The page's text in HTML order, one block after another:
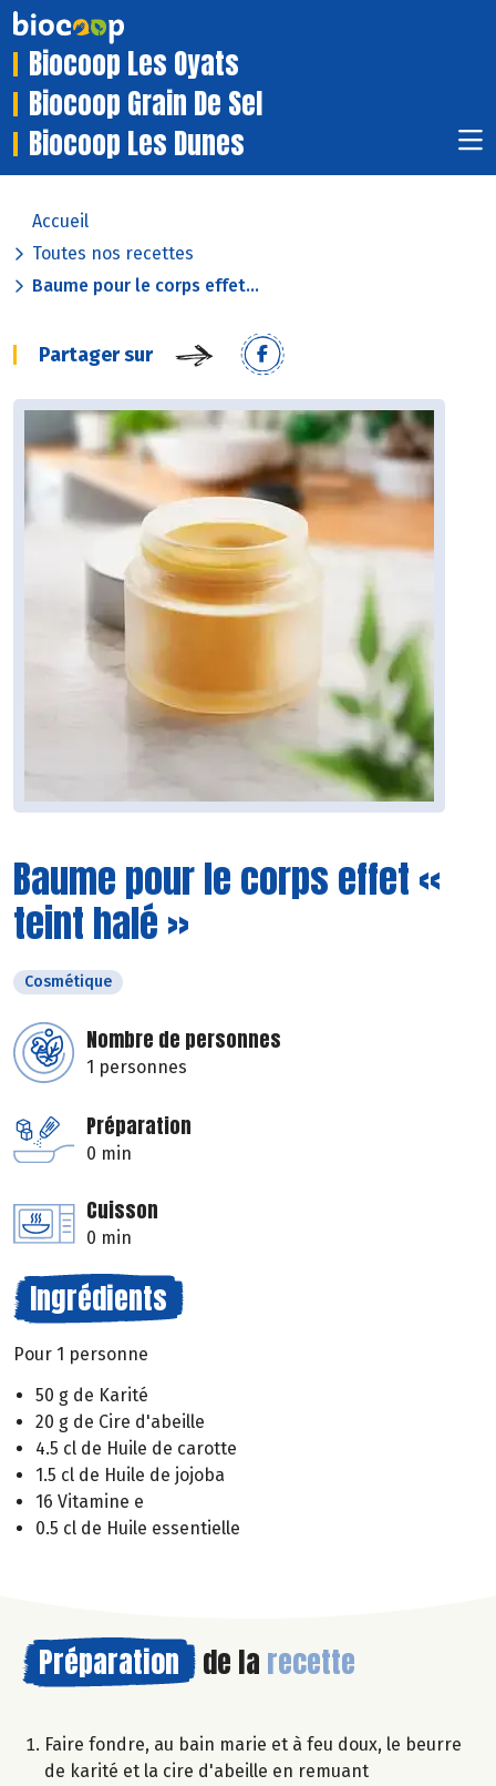
Biocoop Les Oyats
Biocoop Grain De Sel
Biocoop Les Dunes
Accueil
Toutes nos recettes
Baume pour le corps effet...
Partager sur
Baume pour le corps effet «
teint halé »
Cosmétique
Nombre de personnes
1 personnes
Préparation
0 min
Cuisson
0 min
Ingrédients
Pour 1 personne
50 g de Karité
20 g de Cire d'abeille
4.5 cl de Huile de carotte
1.5 cl de Huile de jojoba
16 Vitamine e
0.5 cl de Huile essentielle
Préparation de la recette
Faire fondre, au bain marie et à feu doux, le beurre
de karité et la cire d'abeille en remuant